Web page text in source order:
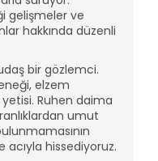
gelişmeler ve
hakkında düzenli
bir gözlemci.
elzem
Ruhen daima
umut
hissediyoruz.